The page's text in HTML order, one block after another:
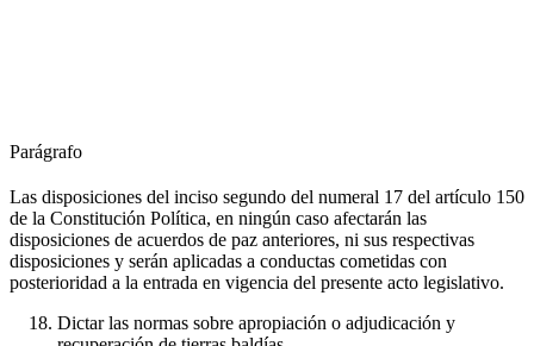
Parágrafo
Las disposiciones del inciso segundo del numeral 17 del artículo 150
de la Constitución Política, en ningún caso afectarán las
disposiciones de acuerdos de paz anteriores, ni sus respectivas
disposiciones y serán aplicadas a conductas cometidas con
posterioridad a la entrada en vigencia del presente acto legislativo.
Dictar las normas sobre apropiación o adjudicación y